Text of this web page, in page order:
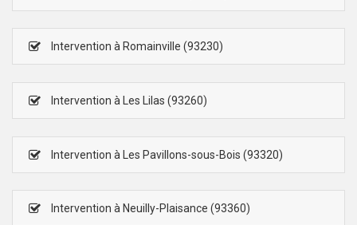
Intervention à Romainville (93230)
Intervention à Les Lilas (93260)
Intervention à Les Pavillons-sous-Bois (93320)
Intervention à Neuilly-Plaisance (93360)